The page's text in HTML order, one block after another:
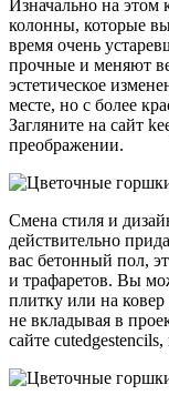
Изначально на
колонны, которые
время очень
прочные и меняют
эстетическое
месте, но с более
Загляните на сайт
преображении.
Смена стиля и
действительно
вас бетонный пол,
и трафаретов. Вы
плитку или на
не вкладывая в
сайте